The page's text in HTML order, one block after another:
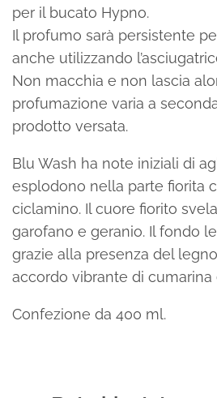
per il bucato Hypno.
Il profumo sarà persistente
anche utilizzando
Non macchia e non lascia
profumazione varia a
prodotto versata.
Blu Wash ha note iniziali di
esplodono nella parte fiorita
ciclamino. Il cuore fiorito
garofano e geranio. Il fondo
grazie alla presenza del
accordo vibrante di cumarina
Confezione da 400 ml.